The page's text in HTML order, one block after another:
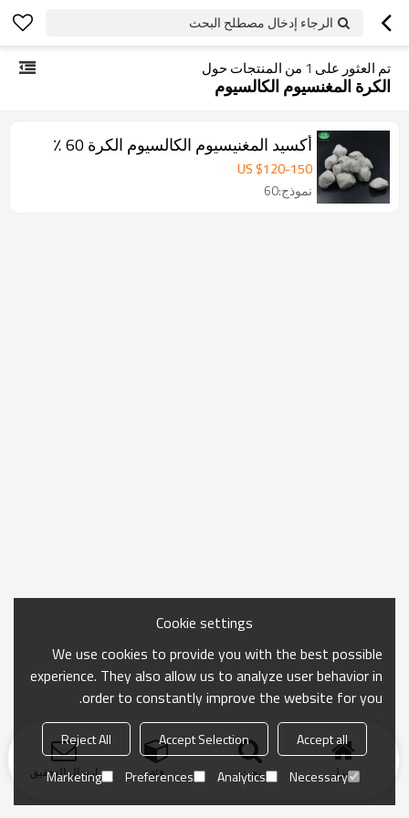
الرجاء إدخال مصطلح البحث
تم العثور على 1 من المنتجات حول
الكرة المغنسيوم الكالسيوم
أكسيد المغنيسيوم الكالسيوم الكرة 60 ٪
US $120-150
نموذج:60
منزل بحث فئة ارسال التحقيق
Cookie settings
We use cookies to provide you with the best possible
experience. They also allow us to analyze user behavior in
order to constantly improve the website for you.
Accept all
Accept Selection
Reject All
Necessary
Analytics
Preferences
Marketing